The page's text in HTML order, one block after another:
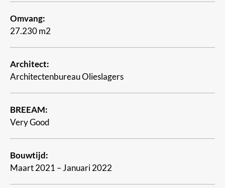
Omvang:
27.230 m2
Architect:
Architectenbureau Olieslagers
BREEAM:
Very Good
Bouwtijd:
Maart 2021 – Januari 2022